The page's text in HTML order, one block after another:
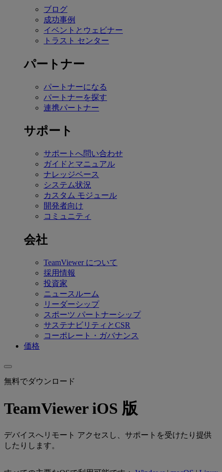
ブログ
成功事例
イベントとウェビナー
トラスト センター
パートナー
パートナーになる
パートナーを探す
連携パートナー
サポート
サポートへ問い合わせ
ガイドとマニュアル
ナレッジベース
システム状況
カスタム モジュール
開発者向け
コミュニティ
会社
TeamViewer について
採用情報
投資家
ニュースルーム
リーダーシップ
スポーツ パートナーシップ
サステナビリティとCSR
コーポレート・ガバナンス
価格
無料でダウンロード
TeamViewer iOS 版
デバイスへリモート アクセスし、サポートを受けたり提供
したりします。